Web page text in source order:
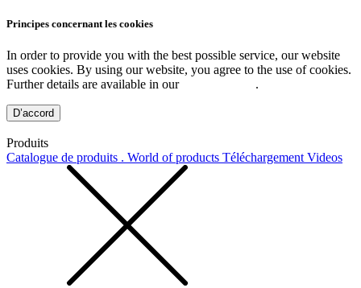
Principes concernant les cookies
In order to provide you with the best possible service, our website
uses cookies. By using our website, you agree to the use of cookies.
Further details are available in our
.
D’accord
Produits
Catalogue de produits . World of products Téléchargement Videos